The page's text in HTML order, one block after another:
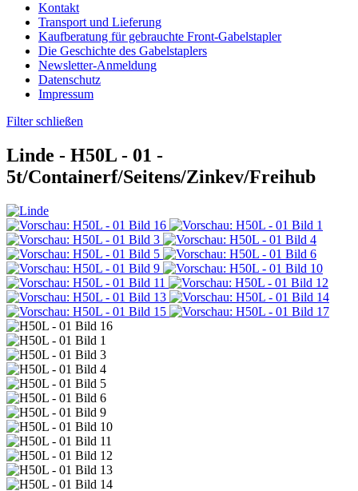
Kontakt
Transport und Lieferung
Kaufberatung für gebrauchte Front-Gabelstapler
Die Geschichte des Gabelstaplers
Newsletter-Anmeldung
Datenschutz
Impressum
Filter schließen
Linde - H50L - 01 -
5t/Containerf/Seitens/Zinkev/Freihub